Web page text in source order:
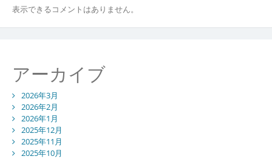
表示できるコメントはありません。
アーカイブ
2026年3月
2026年2月
2026年1月
2025年12月
2025年11月
2025年10月